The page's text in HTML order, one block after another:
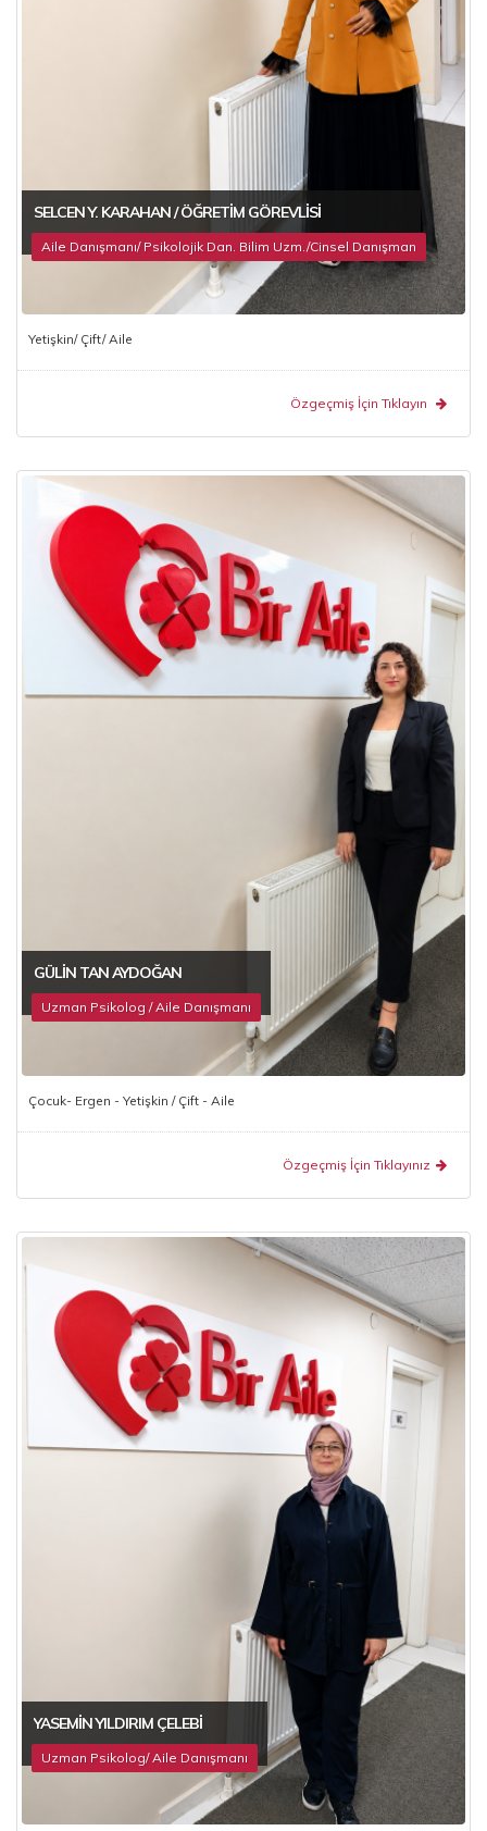
SELCEN Y. KARAHAN / ÖĞRETIM GÖREVLISI
Aile Danışmanı/ Psikolojik Dan. Bilim Uzm./Cinsel Danışman
Yetişkin/ Çift/ Aile
Özgeçmiş İçin Tıklayın
GÜLIN TAN AYDOĞAN
Uzman Psikolog / Aile Danışmanı
Çocuk- Ergen - Yetişkin / Çift - Aile
Özgeçmiş İçin Tıklayınız
YASEMIN YILDIRIM ÇELEBI
Uzman Psikolog/ Aile Danışmanı